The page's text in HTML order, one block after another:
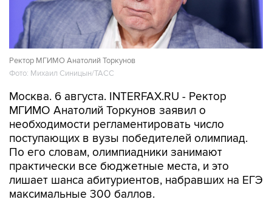
Ректор МГИМО Анатолий Торкунов
Фото: Михаил Синицын/ТАСС
Москва. 6 августа. INTERFAX.RU - Ректор
МГИМО Анатолий Торкунов заявил о
необходимости регламентировать число
поступающих в вузы победителей олимпиад.
По его словам, олимпиадники занимают
практически все бюджетные места, и это
лишает шанса абитуриентов, набравших на ЕГЭ
максимальные 300 баллов.